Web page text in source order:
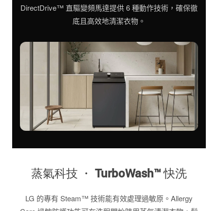
DirectDrive™ 直驅變頻馬達提供 6 種動作技術，確保徹
底且高效地清潔衣物。
蒸氣科技 ・ TurboWash™ 快洗
LG 的專有 Steam™ 技術能有效處理過敏原。Allergy